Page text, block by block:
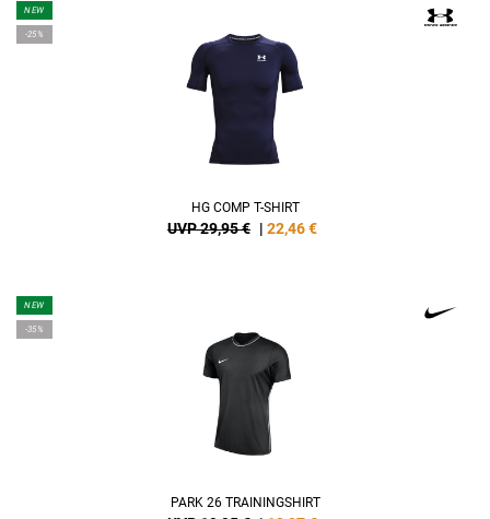
NEW
-25%
HG COMP T-SHIRT
UVP 29,95 € | 22,46€
NEW
-35%
PARK 26 TRAININGSHIRT